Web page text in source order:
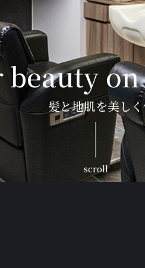
beauty
髪と地肌を美し
scroll